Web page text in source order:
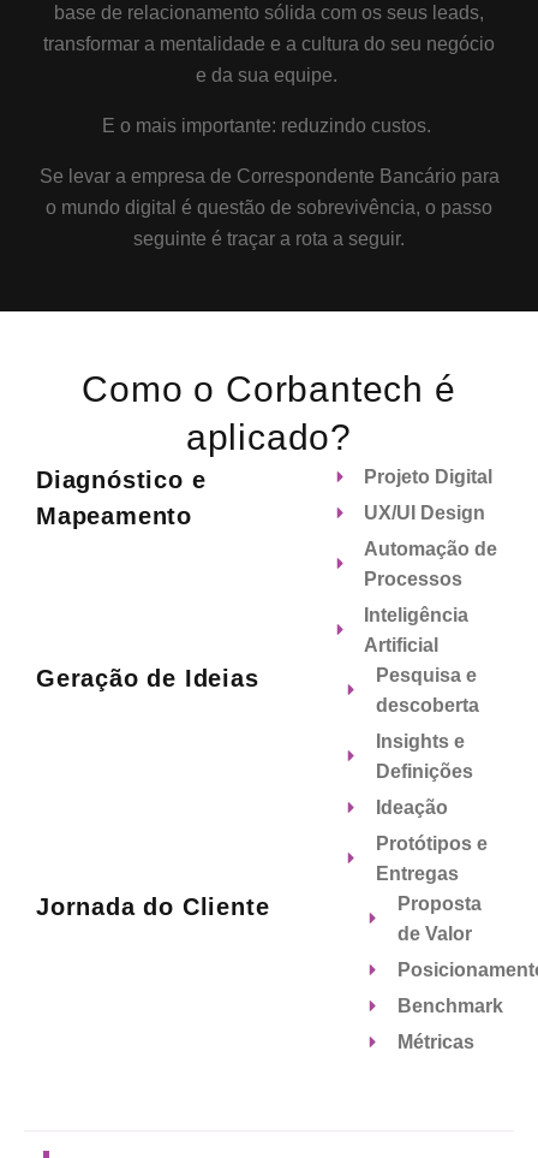
base de relacionamento sólida com os seus leads,
transformar a mentalidade e a cultura do seu negócio
e da sua equipe.
E o mais importante: reduzindo custos.
Se levar a empresa de Correspondente Bancário para
o mundo digital é questão de sobrevivência, o passo
seguinte é traçar a rota a seguir.
Como o Corbantech é
aplicado?
Diagnóstico e
Mapeamento
Projeto Digital
UX/UI Design
Automação de
Processos
Inteligência
Artificial
Geração de Ideias
Pesquisa e
descoberta
Insights e
Definições
Ideação
Protótipos e
Entregas
Jornada do Cliente
Proposta
de Valor
Benchmark
Métricas